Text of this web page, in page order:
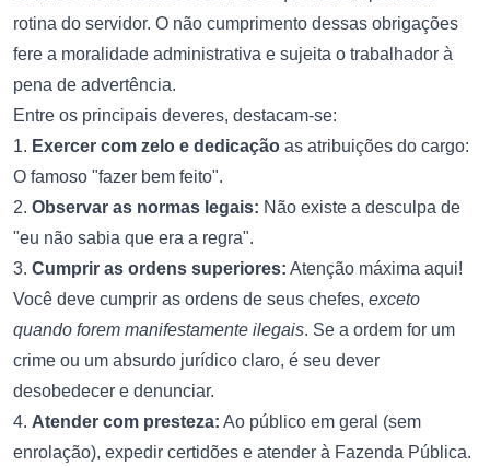
rotina do servidor. O não cumprimento dessas obrigações
fere a moralidade administrativa e sujeita o trabalhador à
pena de advertência.
Entre os principais deveres, destacam-se:
1. Exercer com zelo e dedicação as atribuições do cargo:
O famoso "fazer bem feito".
2. Observar as normas legais: Não existe a desculpa de
"eu não sabia que era a regra".
3. Cumprir as ordens superiores: Atenção máxima aqui!
Você deve cumprir as ordens de seus chefes, exceto
quando forem manifestamente ilegais. Se a ordem for um
crime ou um absurdo jurídico claro, é seu dever
desobedecer e denunciar.
4. Atender com presteza: Ao público em geral (sem
enrolação), expedir certidões e atender à Fazenda Pública.